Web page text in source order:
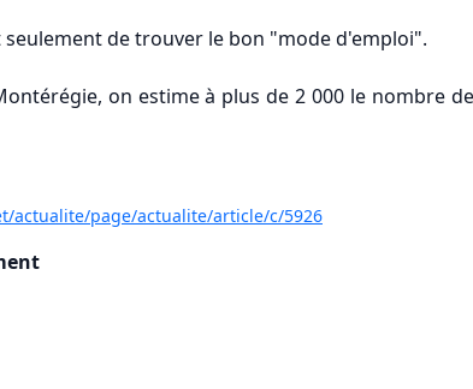
de trouver le bon "mode d'emploi".
on estime à plus de 2 000 le nombre
actualite/page/actualite/article/c/5926